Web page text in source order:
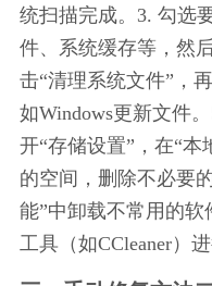
统扫描完成。3. 勾选
件、系统缓存等，然
击“清理系统文件”，
如Windows更新文件
开“存储设置”，在“本
的空间，删除不必要
能”中卸载不常用的
工具（如CCleaner）